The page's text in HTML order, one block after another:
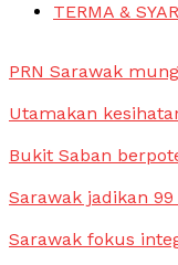
TERMA &
PRN Sarawak
Utamakan
Bukit Saban
Sarawak jadikan
Sarawak fokus